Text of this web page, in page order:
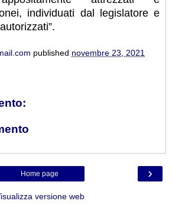
individuati dal legislatore e
published novembre 23, 2021
›
Home page
versione web